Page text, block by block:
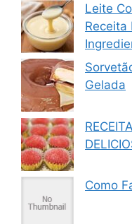
Leite
Receita
Gelada
Como